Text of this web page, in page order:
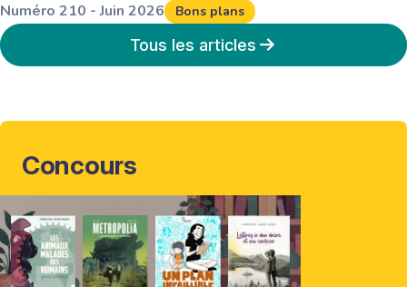
Numéro 210 - Juin 2026 Bons plans
Tous les articles
Concours